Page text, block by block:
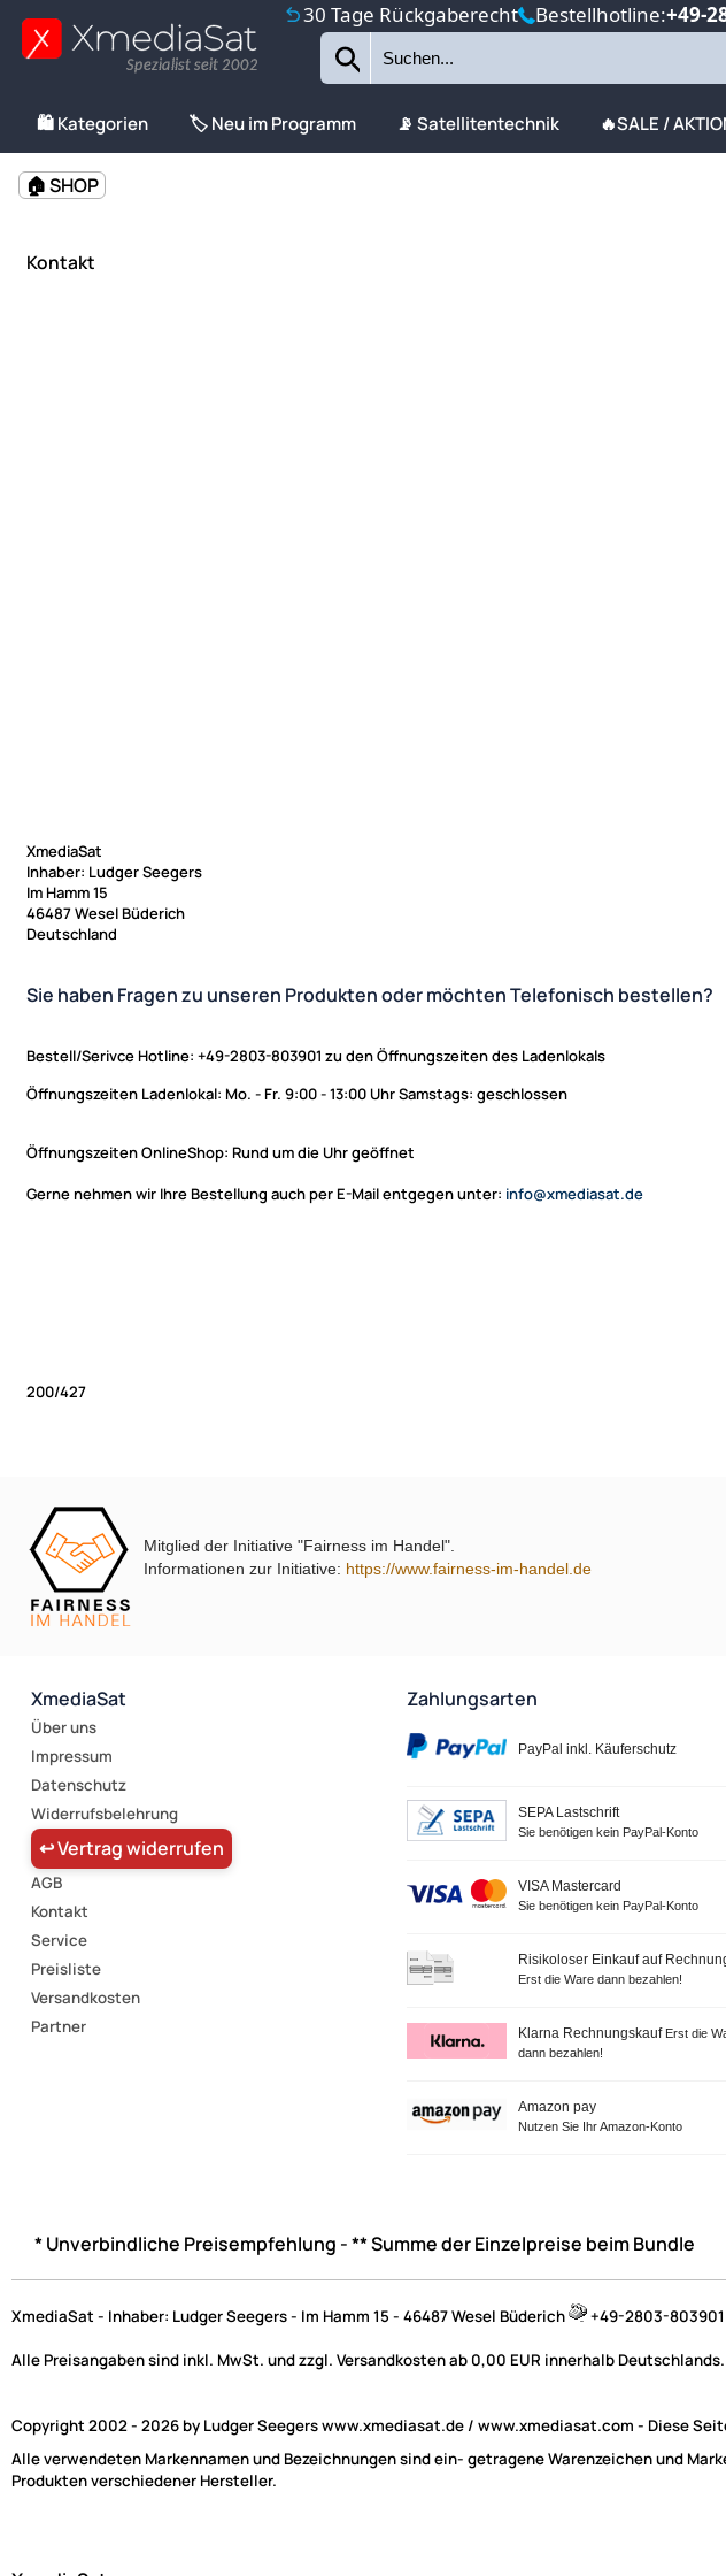
30 Tage Rückgaberecht Bestellhotline:+49-
Spezialist seit 2002
🛍️ Kategorien 🏷️ Neu im Programm 📡 Satellitentechnik 🔥SALE /
🏠 SHOP
Kontakt
XmediaSat
Inhaber: Ludger Seegers
Im Hamm 15
46487 Wesel Büderich
Deutschland
Sie haben Fragen zu unseren Produkten oder möchten Telefonisch bestellen?
Bestell/Serivce Hotline: +49-2803-803901 zu den Öffnungszeiten des Ladenlokals
Öffnungszeiten Ladenlokal: Mo. - Fr. 9:00 - 13:00 Uhr Samstags: geschlossen
Öffnungszeiten OnlineShop: Rund um die Uhr geöffnet
Gerne nehmen wir Ihre Bestellung auch per E-Mail entgegen unter: info@xmediasat.de
200/427
Mitglied der Initiative "Fairness im Handel".
Informationen zur Initiative: https://www.fairness-im-handel.de
XmediaSat
Über uns
Impressum
Datenschutz
Widerrufsbelehrung
↩ Vertrag widerrufen
AGB
Kontakt
Service
Preisliste
Versandkosten
Partner
Zahlungsarten
PayPal inkl. Käuferschutz
SEPA Lastschrift
Sie benötigen kein PayPal-Konto
VISA Mastercard
Sie benötigen kein PayPal-Konto
Risikoloser Einkauf auf
Erst die Ware dann bezahlen!
Klarna Rechnungskauf Erst die
dann bezahlen!
Amazon pay
Nutzen Sie Ihr Amazon-Konto
* Unverbindliche Preisempfehlung - ** Summe der Einzelpreise beim Bundle
XmediaSat - Inhaber: Ludger Seegers - Im Hamm 15 - 46487 Wesel Büderich +49-2803-
Alle Preisangaben sind inkl. MwSt. und zzgl. Versandkosten ab 0,00 EUR innerhalb
Copyright 2002 - 2026 by Ludger Seegers www.xmediasat.de / www.xmediasat.com - Diese
Alle verwendeten Markennamen und Bezeichnungen sind ein- getragene Warenzeichen und
Produkten verschiedener Hersteller.